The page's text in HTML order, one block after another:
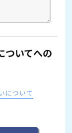
ついてへの
について